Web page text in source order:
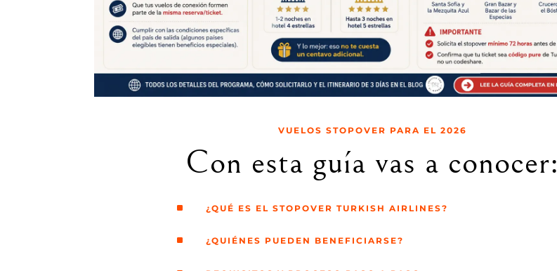
VUELOS STOPOVER PARA EL 2026
Con esta guía vas a conocer:
^ ¿QUÉ ES EL STOPOVER TURKISH AIRLINES?
^ ¿QUIÉNES PUEDEN BENEFICIARSE?